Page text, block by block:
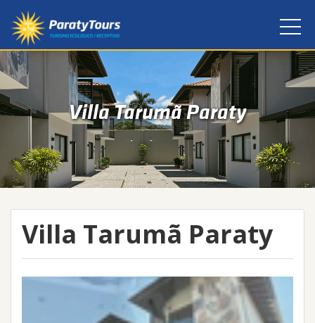
Villa Tarumã Paraty
Villa Tarumã Paraty